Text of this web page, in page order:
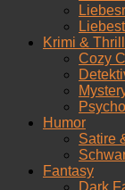
Krimi &
Cozy
Humor
Satire
Fantasy
Dark